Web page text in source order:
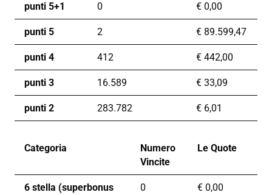
punti 5+1 0 € 0,00
punti 5 2 € 89.599,47
punti 4 412 € 442,00
punti 3 16.589 € 33,09
punti 2 283.782 € 6,01
Categoria
Numero
Vincite
Le Quote
6 stella (superbonus
0 € 0,00